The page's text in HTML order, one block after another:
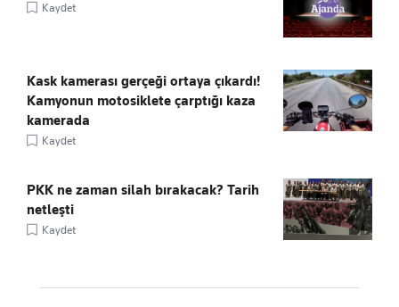
Kaydet
Kask kamerası gerçeği ortaya çıkardı!
Kamyonun motosiklete çarptığı kaza
kamerada
Kaydet
PKK ne zaman silah bırakacak? Tarih
netleşti
Kaydet